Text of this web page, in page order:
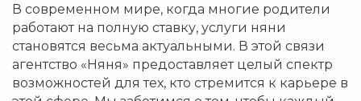
В современном мире, когда многие родители
работают на полную ставку, услуги няни
становятся весьма актуальными. В этой связи
агентство «Няня» предоставляет целый спектр
возможностей для тех, кто стремится к карьере в